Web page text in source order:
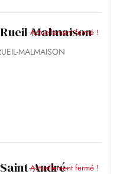
Malmaison
MALMAISON